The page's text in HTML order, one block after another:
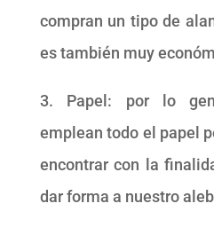
compran un tipo de
es también muy
3. Papel: por lo
emplean todo el papel
encontrar con la
dar forma a nuestro